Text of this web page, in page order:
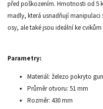
před poškozením. Hmotnosti od 5
madly, která usnadňují
osy, ale také jsou ideální ke
Parametry:
Materiál: železo pokryto
Průměr otvoru: 51 mm
Rozměr: 430 mm